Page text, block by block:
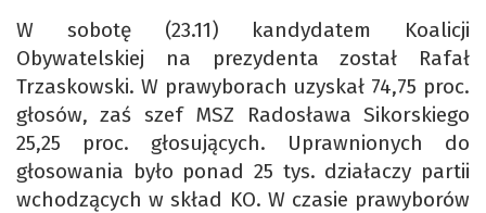
W sobotę (23.11) kandydatem Koalicji
Obywatelskiej na prezydenta został Rafał
Trzaskowski. W prawyborach uzyskał 74,75 proc.
głosów, zaś szef MSZ Radosława Sikorskiego
25,25 proc. głosujących. Uprawnionych do
głosowania było ponad 25 tys. działaczy partii
wchodzących w skład KO. W czasie prawyborów